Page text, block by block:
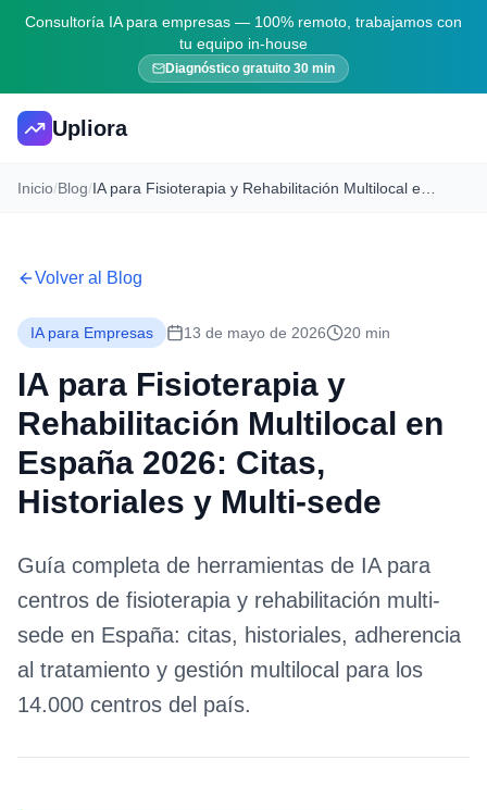
Consultoría IA para empresas — 100% remoto, trabajamos con
tu equipo in-house
Diagnóstico gratuito 30 min
Upliora
Inicio/Blog/
Volver al Blog
IA para Empresas 13 de mayo de 2026 20 min
IA para Fisioterapia y
Rehabilitación Multilocal en
España 2026: Citas,
Historiales y Multi-sede
Guía completa de herramientas de IA para
centros de fisioterapia y rehabilitación multi-
sede en España: citas, historiales, adherencia
al tratamiento y gestión multilocal para los
14.000 centros del país.